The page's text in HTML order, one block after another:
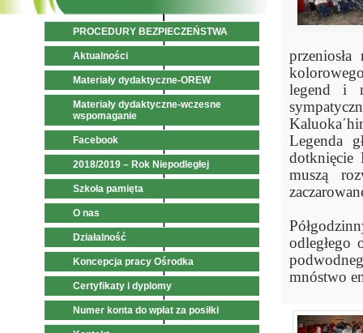
PROCEDURY BEZPIECZEŃSTWA
Aktualności
Materiały dydaktyczne-OREW
Materiały dydaktyczne-wczesne
wspomaganie
Facebook
2018/2019 – Rok Niepodległej
Szkoła pamięta
O nas
Działalność
Koncepcja pracy Ośrodka
Certyfikaty i dyplomy
Numer konta do wpłat za posiłki
legend i
Legenda
dotknięcie
muszą
odległego
mnóstwo